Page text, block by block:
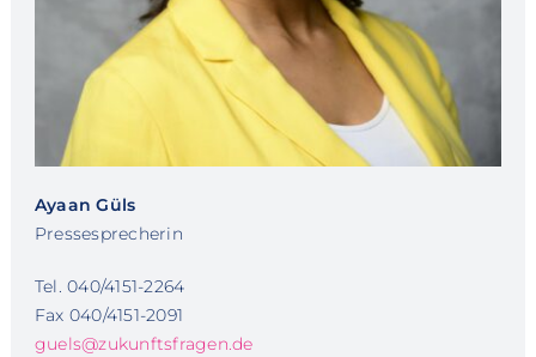
Ayaan Güls
Pressesprecherin
Tel. 040/4151-2264
Fax 040/4151-2091
guels@zukunftsfragen.de